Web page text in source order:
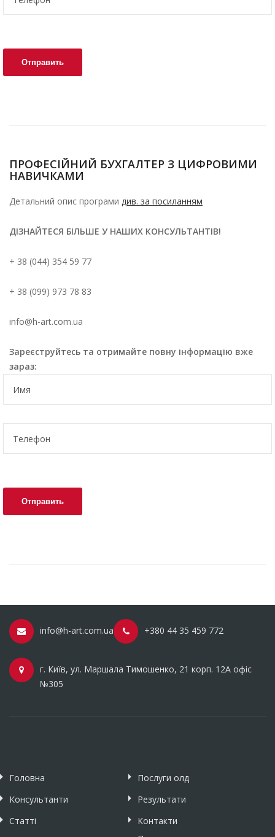
ПРОФЕСІЙНИЙ БУХГАЛТЕР З ЦИФРОВИМИ
НАВИЧКАМИ
Детальний опис програми див. за посиланням
ДІЗНАЙТЕСЯ БІЛЬШЕ У НАШИХ КОНСУЛЬТАНТІВ!
+ 38 (044) 354 59 77
+ 38 (099) 973 78 83
info@h-art.com.ua
Зареєструйтесь та отримайте повну інформацію вже
зараз:
info@h-art.com.ua +380 44 35 459 772
г. Київ, ул. Маршала Тимошенко, 21 корп. 12А офіс
№305
Головна
Послуги олд
Консультанти
Результати
Статті
Контакти